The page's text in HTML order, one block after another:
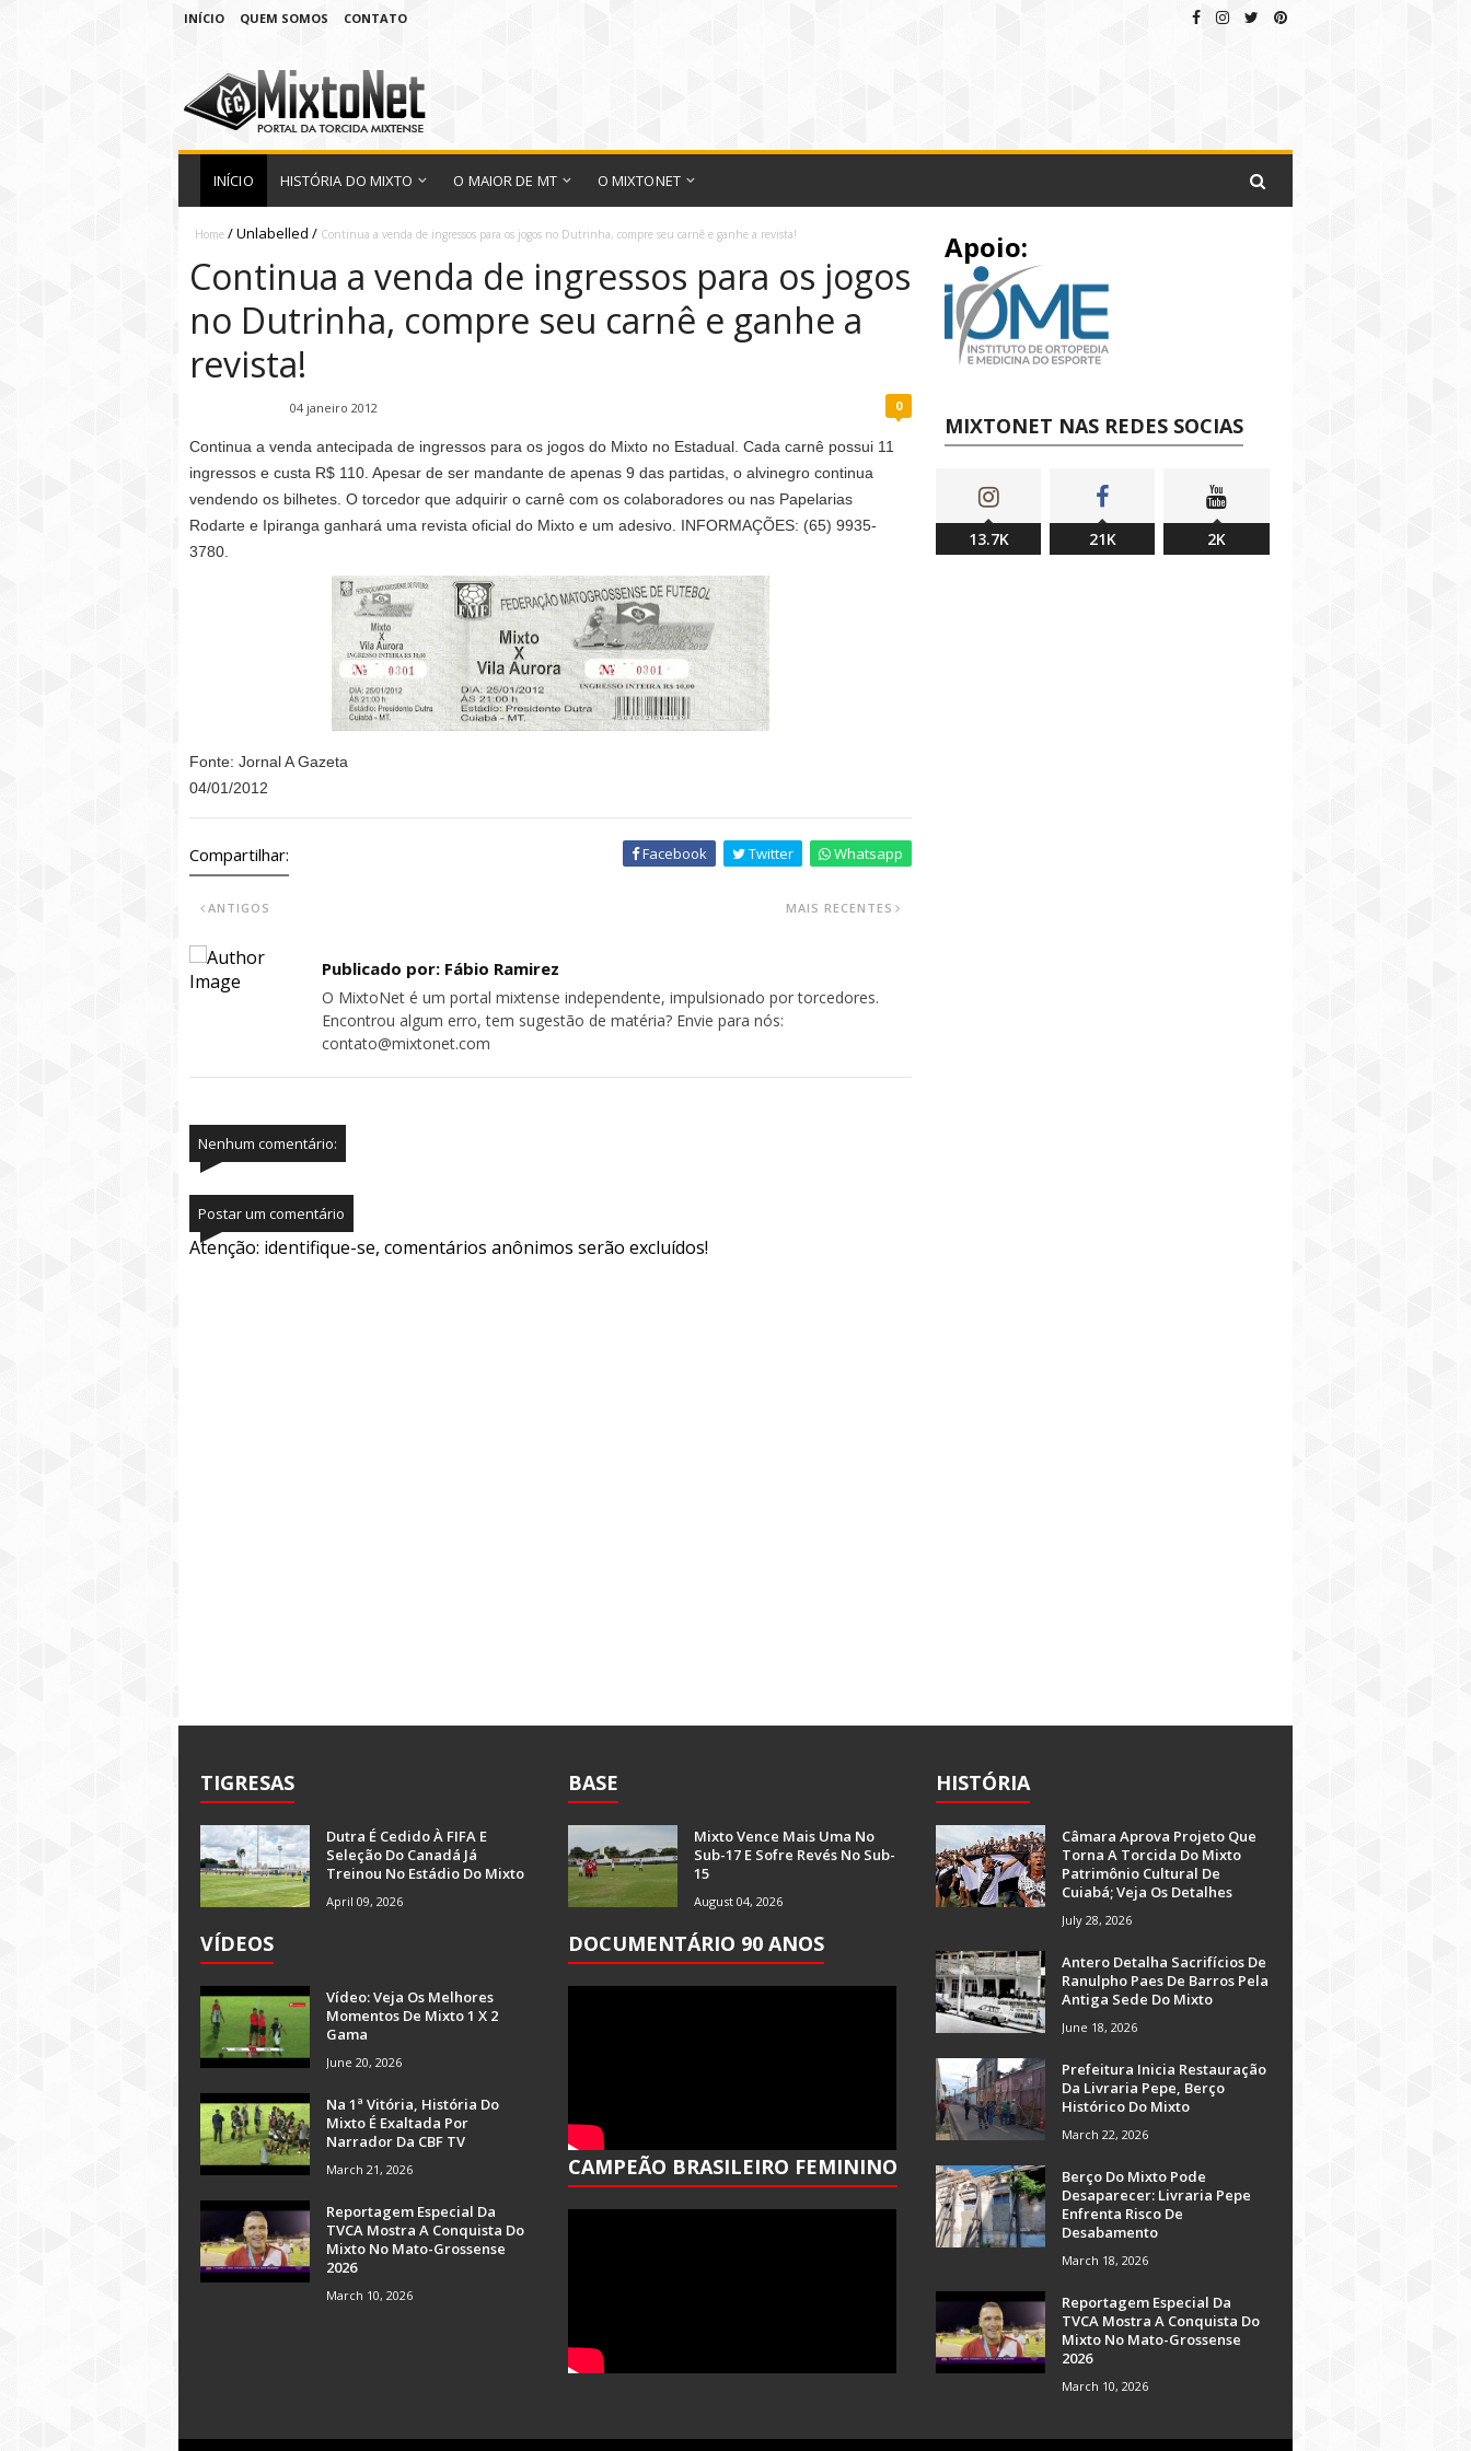
INÍCIO QUEM SOMOS CONTATO
INÍCIO HISTÓRIA DO MIXTO O MAIOR DE MT O MIXTONET
Home /Unlabelled / Continua a venda de ingressos para os jogos no Dutrinha, compre seu carnê e ganhe a revista!
Continua a venda de ingressos para os jogos
no Dutrinha, compre seu carnê e ganhe a
revista!
04 janeiro 2012 0
Continua a venda antecipada de ingressos para os jogos do Mixto no Estadual. Cada carnê possui 11
ingressos e custa R$ 110. Apesar de ser mandante de apenas 9 das partidas, o alvinegro continua
vendendo os bilhetes. O torcedor que adquirir o carnê com os colaboradores ou nas Papelarias
Rodarte e Ipiranga ganhará uma revista oficial do Mixto e um adesivo. INFORMAÇÕES: (65) 9935-
3780.
Fonte: Jornal A Gazeta
04/01/2012
Compartilhar: Facebook Twitter Whatsapp
MAIS RECENTES
ANTIGOS
Publicado por: Fábio Ramirez
O MixtoNet é um portal mixtense independente, impulsionado por torcedores.
Encontrou algum erro, tem sugestão de matéria? Envie para nós:
contato@mixtonet.com
Nenhum comentário:
Postar um comentário
Atenção: identifique-se, comentários anônimos serão excluídos!
Apoio:
MIXTONET NAS REDES SOCIAS
13.7K 21K 2K
TIGRESAS
Dutra É Cedido À FIFA E
Seleção Do Canadá Já
Treinou No Estádio Do Mixto
April 09, 2026
VÍDEOS
Vídeo: Veja Os Melhores
Momentos De Mixto 1 X 2
Gama
June 20, 2026
Na 1ª Vitória, História Do
Mixto É Exaltada Por
Narrador Da CBF TV
March 21, 2026
Reportagem Especial Da
TVCA Mostra A Conquista Do
Mixto No Mato-Grossense
2026
March 10, 2026
BASE
Mixto Vence Mais Uma No
Sub-17 E Sofre Revés No Sub-
15
August 04, 2026
DOCUMENTÁRIO 90 ANOS
CAMPEÃO BRASILEIRO FEMININO
HISTÓRIA
Câmara Aprova Projeto Que
Torna A Torcida Do Mixto
Patrimônio Cultural De
Cuiabá; Veja Os Detalhes
July 28, 2026
Antero Detalha Sacrifícios De
Ranulpho Paes De Barros Pela
Antiga Sede Do Mixto
June 18, 2026
Prefeitura Inicia Restauração
Da Livraria Pepe, Berço
Histórico Do Mixto
March 22, 2026
Berço Do Mixto Pode
Desaparecer: Livraria Pepe
Enfrenta Risco De
Desabamento
March 18, 2026
Reportagem Especial Da
TVCA Mostra A Conquista Do
Mixto No Mato-Grossense
2026
March 10, 2026